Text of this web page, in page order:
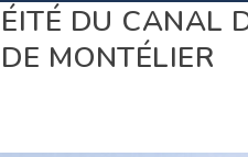
DU CANAL
MONTÉLIER